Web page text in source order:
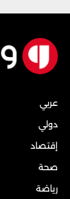
عربي
دولي
إقتصاد
صحة
رياضة